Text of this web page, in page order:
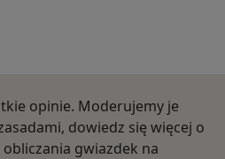
opinie. Moderujemy je
dowiedz się więcej o
gwiazdek na